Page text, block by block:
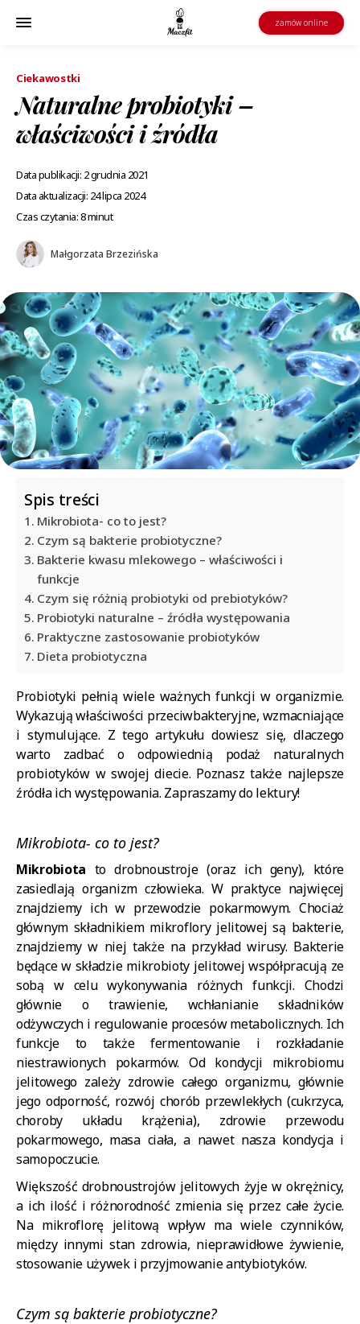
zamów online
Ciekawostki
Naturalne probiotyki –
właściwości i źródła
Data publikacji: 2 grudnia 2021
Data aktualizacji: 24 lipca 2024
Czas czytania: 8 minut
Małgorzata Brzezińska
Spis treści
Mikrobiota- co to jest?
Czym są bakterie probiotyczne?
Bakterie kwasu mlekowego – właściwości i
funkcje
Czym się różnią probiotyki od prebiotyków?
Probiotyki naturalne – źródła występowania
Praktyczne zastosowanie probiotyków
Dieta probiotyczna
Probiotyki pełnią wiele ważnych funkcji w organizmie.
Wykazują właściwości przeciwbakteryjne, wzmacniające
i stymulujące. Z tego artykułu dowiesz się, dlaczego
warto zadbać o odpowiednią podaż naturalnych
probiotyków w swojej diecie. Poznasz także najlepsze
źródła ich występowania. Zapraszamy do lektury!
Mikrobiota- co to jest?
Mikrobiota to drobnoustroje (oraz ich geny), które
zasiedlają organizm człowieka. W praktyce najwięcej
znajdziemy ich w przewodzie pokarmowym. Chociaż
głównym składnikiem mikroflory jelitowej są bakterie,
znajdziemy w niej także na przykład wirusy. Bakterie
będące w składzie mikrobioty jelitowej współpracują ze
sobą w celu wykonywania różnych funkcji. Chodzi
głównie o trawienie, wchłanianie składników
odżywczych i regulowanie procesów metabolicznych. Ich
funkcje to także fermentowanie i rozkładanie
niestrawionych pokarmów. Od kondycji mikrobiomu
jelitowego zależy zdrowie całego organizmu, głównie
jego odporność, rozwój chorób przewlekłych (cukrzyca,
choroby układu krążenia), zdrowie przewodu
pokarmowego, masa ciała, a nawet nasza kondycja i
samopoczucie.
Większość drobnoustrojów jelitowych żyje w okrężnicy,
a ich ilość i różnorodność zmienia się przez całe życie.
Na mikroflorę jelitową wpływ ma wiele czynników,
między innymi stan zdrowia, nieprawidłowe żywienie,
stosowanie używek i przyjmowanie antybiotyków.
Czym są bakterie probiotyczne?